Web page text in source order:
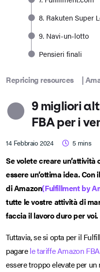
8. Rakuten Super
9. Navi-un-lotto
Pensieri finali
Repricing resources |
9 migliori
FBA per i
14 Febbraio 2024 5 mins
Se volete creare
essere un’ottima idea.
di Amazon(Fulfillment by
tutte le vostre attività di
faccia il lavoro duro per voi.
Tuttavia, se si opta per il
pagarele tariffe Amazon FBA
essere troppo elevate per